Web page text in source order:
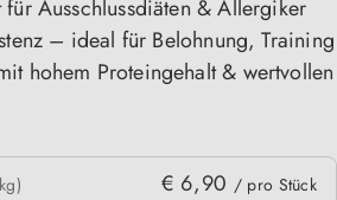
Ausschlussdiäten & Allergiker
– ideal für Belohnung,
hohem Proteingehalt &
€ 6,90 / pro Stück